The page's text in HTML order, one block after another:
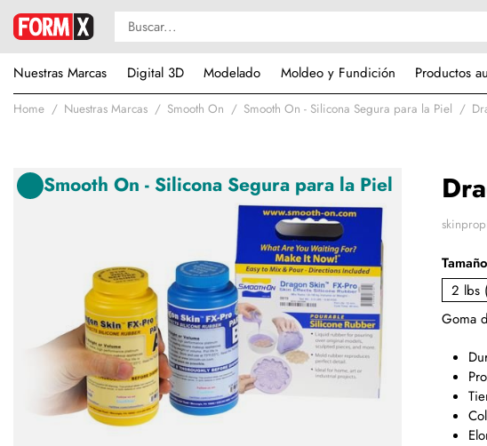
Nuestras Marcas
Digital 3D Modelado Moldeo y Fundición Productos
Home Nuestras Marcas Smooth On Smooth On - Silicona Segura para la Piel
Smooth On - Silicona Segura para la Piel
Tamaño
2 lbs
Goma